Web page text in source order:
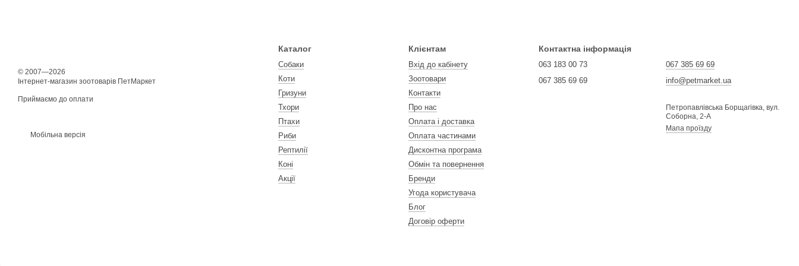
© 2007—2026
Інтернет-магазин зоотоварів ПетМаркет
Приймаємо до оплати
Мобільна версія
Каталог
Собаки
Коти
Гризуни
Тхори
Птахи
Риби
Рептилії
Коні
Акції
Клієнтам
Вхід до кабінету
Зоотовари
Контакти
Про нас
Оплата і доставка
Оплата частинами
Дисконтна програма
Обмін та повернення
Бренди
Угода користувача
Блог
Договір оферти
Контактна інформація
063 183 00 73
067 385 69 69
067 385 69 69
info@petmarket.ua
Петропавлівська Борщагівка, вул.
Соборна, 2-А
Мапа проїзду